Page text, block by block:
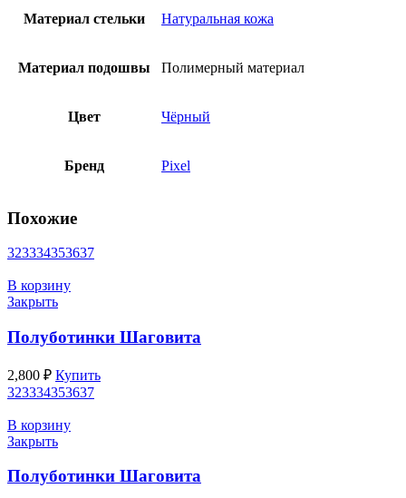
Материал стельки Натуральная кожа
Материал подошвы Полимерный материал
Цвет Чёрный
Бренд Pixel
Похожие
323334353637
В корзину
Закрыть
Полуботинки Шаговита
2,800 ₽ Купить
323334353637
В корзину
Закрыть
Полуботинки Шаговита